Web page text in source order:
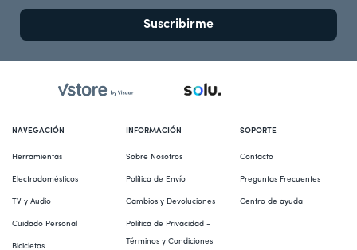
Suscribirme
NAVEGACIÓN
Herramientas
Electrodomésticos
TV y Audio
Cuidado Personal
Bicicletas
INFORMACIÓN
Sobre Nosotros
Política de Envío
Cambios y Devoluciones
Política de Privacidad -
Términos y Condiciones
SOPORTE
Contacto
Preguntas Frecuentes
Centro de ayuda